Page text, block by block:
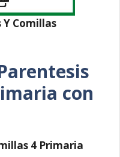
Y Comillas
con
4 Primaria